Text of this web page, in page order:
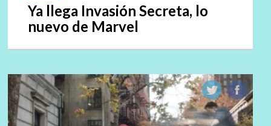
Ya llega Invasión Secreta, lo
nuevo de Marvel